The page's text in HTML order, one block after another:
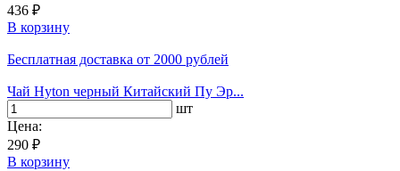
436 ₽
В корзину
Бесплатная доставка от 2000 рублей
Чай Hyton черный Китайский Пу Эр...
шт
Цена:
290 ₽
В корзину